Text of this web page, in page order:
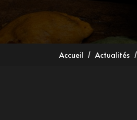
Accueil Actualités